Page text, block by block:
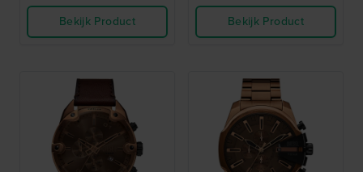
Bekijk Product
Bekijk Product